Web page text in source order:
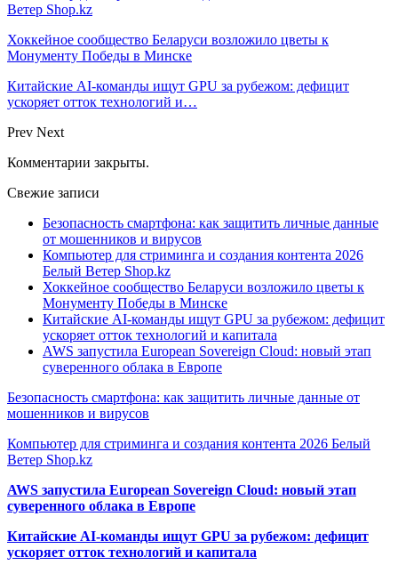
Ветер Shop.kz
Хоккейное сообщество Беларуси возложило цветы к
Монументу Победы в Минске
Китайские AI-команды ищут GPU за рубежом: дефицит
ускоряет отток технологий и…
Prev Next
Комментарии закрыты.
Свежие записи
Безопасность смартфона: как защитить личные данные
от мошенников и вирусов
Компьютер для стриминга и создания контента 2026
Белый Ветер Shop.kz
Хоккейное сообщество Беларуси возложило цветы к
Монументу Победы в Минске
Китайские AI-команды ищут GPU за рубежом: дефицит
ускоряет отток технологий и капитала
AWS запустила European Sovereign Cloud: новый этап
суверенного облака в Европе
Безопасность смартфона: как защитить личные данные от
мошенников и вирусов
Компьютер для стриминга и создания контента 2026 Белый
Ветер Shop.kz
AWS запустила European Sovereign Cloud: новый этап
суверенного облака в Европе
Китайские AI-команды ищут GPU за рубежом: дефицит
ускоряет отток технологий и капитала